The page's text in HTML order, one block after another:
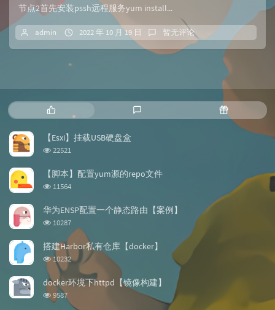
节点2首先安装pssh远程服务yum install...
admin 2022 年 10 月 19 日 暂无评论
热
门
文
新
随
机
【Esxi】挂载USB硬盘盒
浏
次
数:
22521
【脚本】配置yum源的repo文件
浏
次
数:
11564
华为ENSP配置一个静态路由【案例】
浏
次
数:
10287
搭建Harbor私有仓库【docker】
浏
览
次
数:
10232
docker环境下httpd【镜像构建】
浏
览
9587